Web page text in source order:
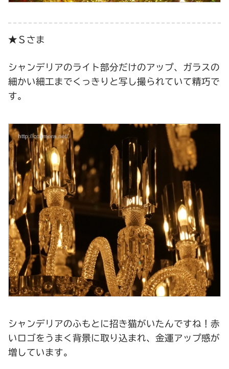
★Ｓさま
シャンデリアのライト部分だけのアップ、ガラスの
細かい細工までくっきりと写し撮られていて精巧で
す。
シャンデリアのふもとに招き猫がいたんですね！赤
いロゴをうまく背景に取り込まれ、金運アップ感が
増しています。